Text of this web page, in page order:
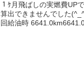
１ｹ月飛ばしの実燃費UP
算出できませんでした
回給油時